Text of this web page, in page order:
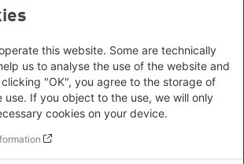
Vorherige Seite
‹‹ Seite 2
this website. Some are technically
us to analyse the use of the website and
"OK", you agree to the storage of
use. If you object to the use, we will only
cookies on your device.